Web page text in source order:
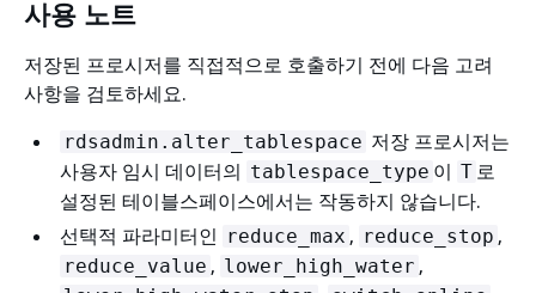
사용 노트
저장된 프로시저를 직접적으로 호출하기 전에 다음 고려
사항을 검토하세요.
rdsadmin.alter_tablespace 저장 프로시저는
사용자 임시 데이터의 tablespace_type 이 T 로
설정된 테이블스페이스에서는 작동하지 않습니다.
선택적 파라미터인 reduce_max , reduce_stop ,
reduce_value , lower_high_water ,